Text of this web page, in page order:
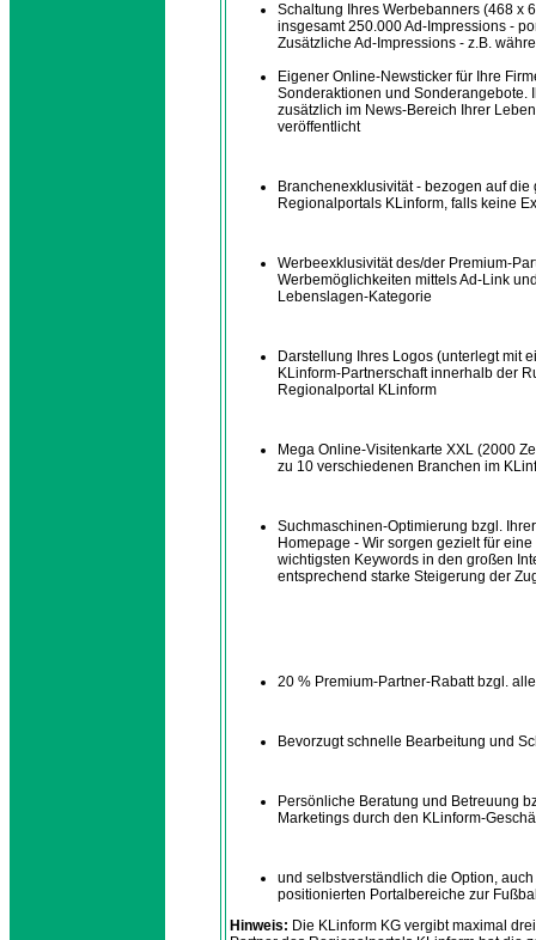
Schaltung Ihres Werbebanners (468 x
insgesamt 250.000 Ad-Impressions -
Zusätzliche Ad-Impressions - z.B.
Eigener Online-Newsticker für Ihre
Sonderaktionen und Sonderangebote.
zusätzlich im News-Bereich Ihrer
veröffentlicht
Branchenexklusivität - bezogen auf
Regionalportals KLinform, falls keine
Werbeexklusivität des/der Premium-
Werbemöglichkeiten mittels Ad-Link
Lebenslagen-Kategorie
Darstellung Ihres Logos (unterlegt mit
KLinform-Partnerschaft innerhalb der
Regionalportal KLinform
Mega Online-Visitenkarte XXL (2000
zu 10 verschiedenen Branchen im
Suchmaschinen-Optimierung bzgl.
Homepage - Wir sorgen gezielt für
wichtigsten Keywords in den großen
entsprechend starke Steigerung der
20 % Premium-Partner-Rabatt bzgl.
Bevorzugt schnelle Bearbeitung und
Persönliche Beratung und Betreuung
Marketings durch den KLinform-
und selbstverständlich die Option,
positionierten Portalbereiche zur
Hinweis: Die KLinform KG vergibt maximal